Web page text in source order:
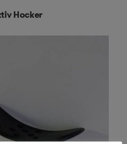
Hocker